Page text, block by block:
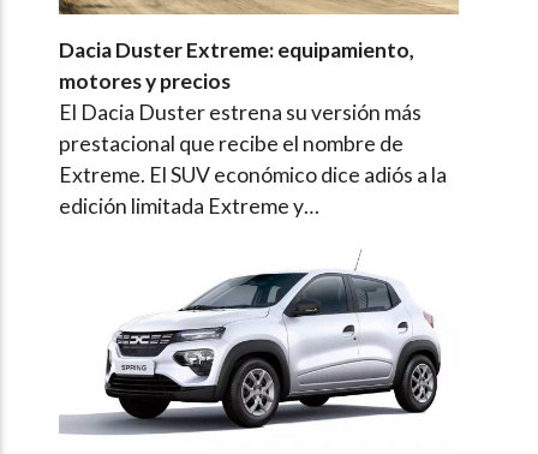
Dacia Duster Extreme: equipamiento,
motores y precios
El Dacia Duster estrena su versión más
prestacional que recibe el nombre de
Extreme. El SUV económico dice adiós a la
edición limitada Extreme y…